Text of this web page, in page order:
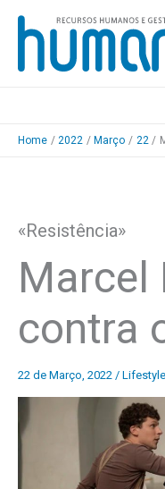
Skip
content
Home 2022 Março 22
«Resistência»
Marcel
contra
22 de Março, 2022 / Lifestyle